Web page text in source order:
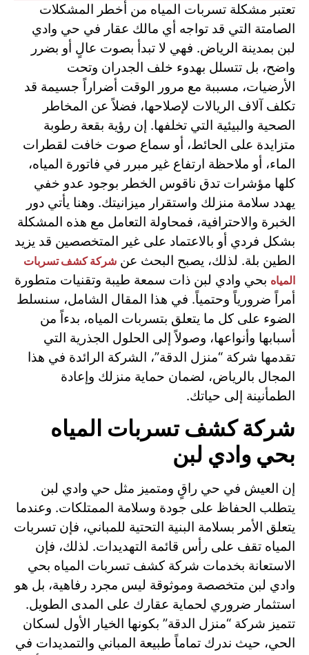
تعتبر مشكلة تسربات المياه من أخطر المشكلات
الصامتة التي قد تواجه أي مالك عقار في حي وادي
لبن بمدينة الرياض. فهي لا تبدأ بصوت عالٍ أو بضرر
واضح، بل تتسلل بهدوء خلف الجدران وتحت
الأرضيات، مسببة مع مرور الوقت أضراراً جسيمة قد
تكلف آلاف الريالات لإصلاحها، فضلاً عن المخاطر
الصحية والبيئية التي تخلفها. إن رؤية بقعة رطوبة
متزايدة على الحائط، أو سماع صوت خافت لقطرات
الماء، أو ملاحظة ارتفاع غير مبرر في فاتورة المياه،
كلها مؤشرات تدق ناقوس الخطر بوجود عدو خفي
يهدد سلامة منزلك واستقرار ميزانيتك. وهنا يأتي دور
الخبرة والاحترافية، فمحاولة التعامل مع هذه المشكلة
بشكل فردي أو بالاعتماد على غير المتخصصين قد يزيد
الطين بلة. لذلك، يصبح البحث عن شركة كشف تسربات
المياه بحي وادي لبن ذات سمعة طيبة وتقنيات متطورة
أمراً ضرورياً وحتمياً. في هذا المقال الشامل، سنسلط
الضوء على كل ما يتعلق بتسربات المياه، بدءاً من
أسبابها وأنواعها، وصولاً إلى الحلول الجذرية التي
تقدمها شركة “منزل الدقة”، الشركة الرائدة في هذا
المجال بالرياض، لضمان حماية منزلك وإعادة
الطمأنينة إلى حياتك.
شركة كشف تسربات المياه
بحي وادي لبن
إن العيش في حي راقٍ ومتميز مثل حي وادي لبن
يتطلب الحفاظ على جودة وسلامة الممتلكات. وعندما
يتعلق الأمر بسلامة البنية التحتية للمباني، فإن تسربات
المياه تقف على رأس قائمة التهديدات. لذلك، فإن
الاستعانة بخدمات شركة كشف تسربات المياه بحي
وادي لبن متخصصة وموثوقة ليس مجرد رفاهية، بل هو
استثمار ضروري لحماية عقارك على المدى الطويل.
تتميز شركة “منزل الدقة” بكونها الخيار الأول لسكان
الحي، حيث ندرك تماماً طبيعة المباني والتمديدات في